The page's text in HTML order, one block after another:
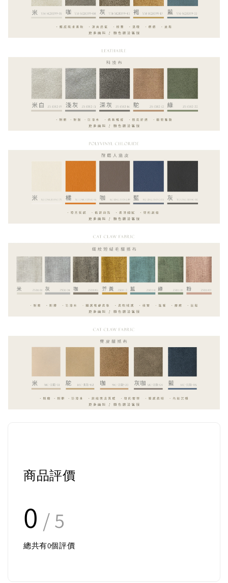
商品評價
0 / 5
總共有0個評價